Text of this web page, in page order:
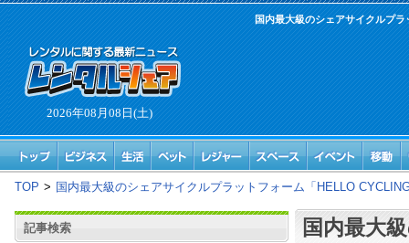
2026年08月08日(土)
国内最大級のシェアサイクルプ
TOP > 国内最大級のシェアサイクルプラットフォーム「HELLO
記事検索
国内最大